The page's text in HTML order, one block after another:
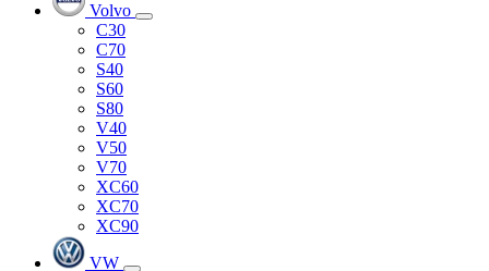
Volvo
C30
C70
S40
S60
S80
V40
V50
V70
XC60
XC70
XC90
VW